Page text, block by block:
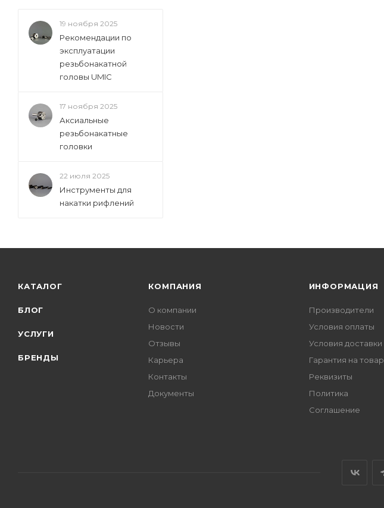
19 ноября 2025
Рекомендации по
эксплуатации
резьбонакатной
головы UMIC
17 ноября 2025
Аксиальные
резьбонакатные
головки
22 июля 2025
Инструменты для
накатки рифлений
КАТАЛОГ
БЛОГ
УСЛУГИ
БРЕНДЫ
КОМПАНИЯ
О компании
Новости
Отзывы
Карьера
Контакты
Документы
ИНФОРМАЦИЯ
Производители
Условия оплаты
Условия доставки
Гарантия на товар
Реквизиты
Политика
Соглашение